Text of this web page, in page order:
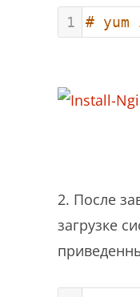
1 #
2. После
загрузке